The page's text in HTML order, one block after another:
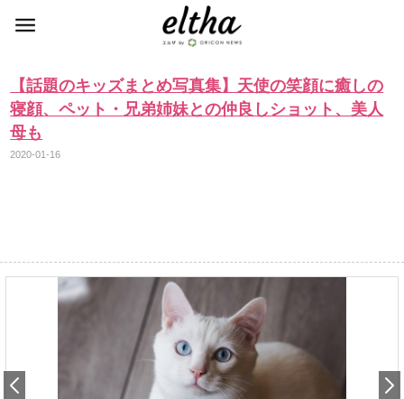
【話題のキッズまとめ写真集】天使の笑顔に癒しの
寝顔、ペット・兄弟姉妹との仲良しショット、美人
母も
2020-01-16